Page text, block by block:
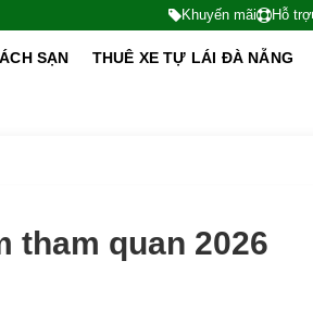
Khuyến mãi Hỗ trợ
SẠN THUÊ XE TỰ LÁI ĐÀ NẴNG
tham quan 2026